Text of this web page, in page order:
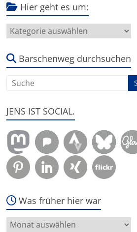
Hier geht es um:
Hier
geht
um:Barschenweg durchsuchen
JENS IST SOCIAL.
Was früher hier war
Was